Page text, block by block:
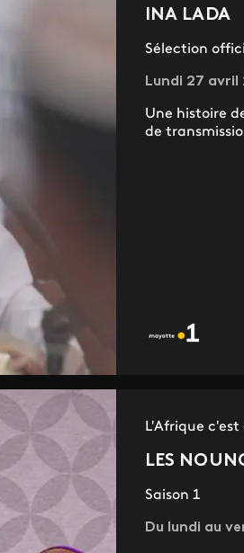
INA LADA
Sélection
Lundi 27 avril
Une histoire
de
L'Afrique c'est
LES
Saison 1
Du lundi au